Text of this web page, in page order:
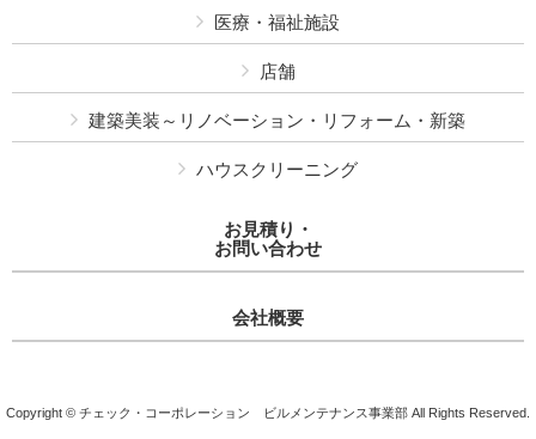
医療・福祉施設
店舗
建築美装～リノベーション・リフォーム・新築
ハウスクリーニング
お見積り・
お問い合わせ
会社概要
Copyright © チェック・コーポレーション ビルメンテナンス事業部 All Rights Reserved.